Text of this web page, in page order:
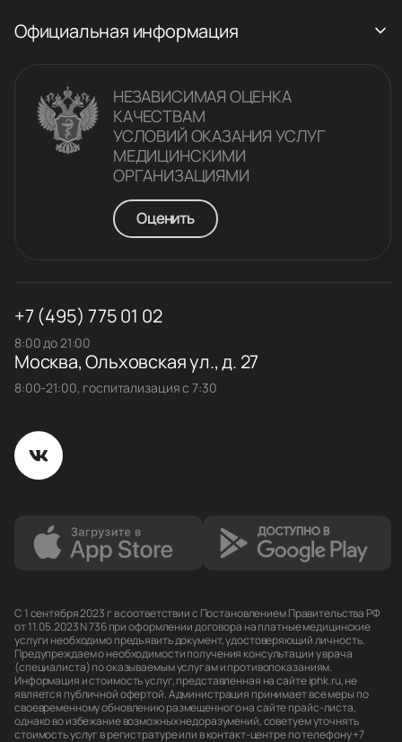
Официальная информация
НЕЗАВИСИМАЯ ОЦЕНКА
КАЧЕСТВАM
УСЛОВИЙ ОКАЗАНИЯ УСЛУГ
МЕДИЦИНСКИМИ
ОРГАНИЗАЦИЯМИ
Оценить
+7 (495) 775 01 02
8:00 до 21:00
Москва, Ольховская ул., д. 27
8:00-21:00, госпитализация с 7:30
С 1 сентября 2023 г в соответствии с Постановлением Правительства РФ
от 11.05.2023 N 736 при оформлении договора на платные медицинские
услуги необходимо предъявить документ, удостоверяющий личность.
Предупреждаем о необходимости получения консультации у врача
(специалиста) по оказываемым услугам и противопоказаниям.
Информация и стоимость услуг, представленная на сайте iphk.ru, не
является публичной офертой. Администрация принимает все меры по
своевременному обновлению размещенного на сайте прайс-листа,
однако во избежание возможных недоразумений, советуем уточнять
стоимость услуг в регистратуре или в контакт-центре по телефону +7